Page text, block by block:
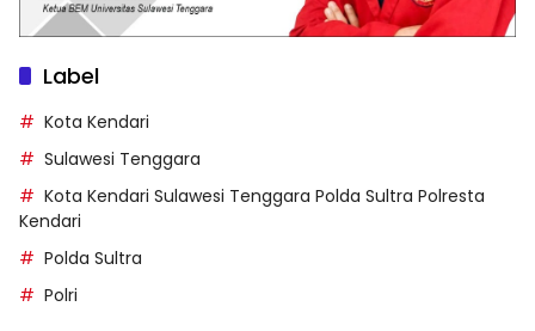
Label
Kota Kendari
Sulawesi Tenggara
Kota Kendari Sulawesi Tenggara Polda Sultra Polresta
Kendari
Polda Sultra
Polri